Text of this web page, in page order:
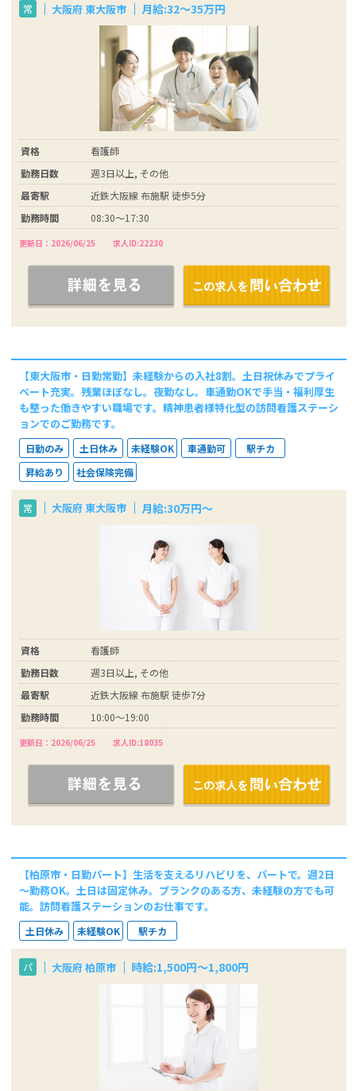
常 大阪府 東大阪市 月給:32～35万円
資格
看護師
勤務日数
週3日以上, その他
最寄駅
近鉄大阪線 布施駅 徒歩5分
勤務時間
08:30～17:30
更新日：2026/06/25 求人ID:22230
【東大阪市・日勤常勤】未経験からの入社8割。土日祝休みでプライ
ベート充実。残業ほぼなし。夜勤なし。車通勤OKで手当・福利厚生
も整った働きやすい職場です。精神患者様特化型の訪問看護ステーシ
ョンでのご勤務です。
日勤のみ 土日休み 未経験OK 車通勤可
駅チカ
昇給あり
社会保険完備
常 大阪府 東大阪市 月給:30万円～
資格
看護師
勤務日数
週3日以上, その他
最寄駅
近鉄大阪線 布施駅 徒歩7分
勤務時間
10:00～19:00
更新日：2026/06/25 求人ID:18035
【柏原市・日勤パート】生活を支えるリハビリを、パートで。週2日
～勤務OK。土日は固定休み。ブランクのある方、未経験の方でも可
能。訪問看護ステーションのお仕事です。
土日休み 未経験OK 駅チカ
パ 大阪府 柏原市 時給:1,500円～1,800円